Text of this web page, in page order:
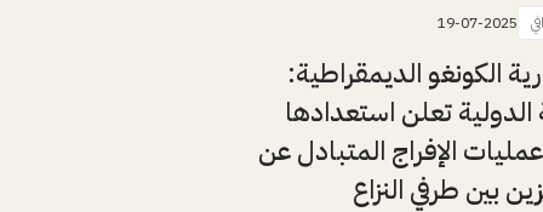
19-07-2025
الكونغو الديمقراطية:
الدولية تعلن استعدادها
الإفراج المتبادل عن
بين طرفي النزاع